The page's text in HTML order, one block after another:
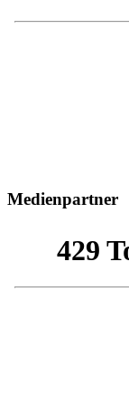
Medienpartner